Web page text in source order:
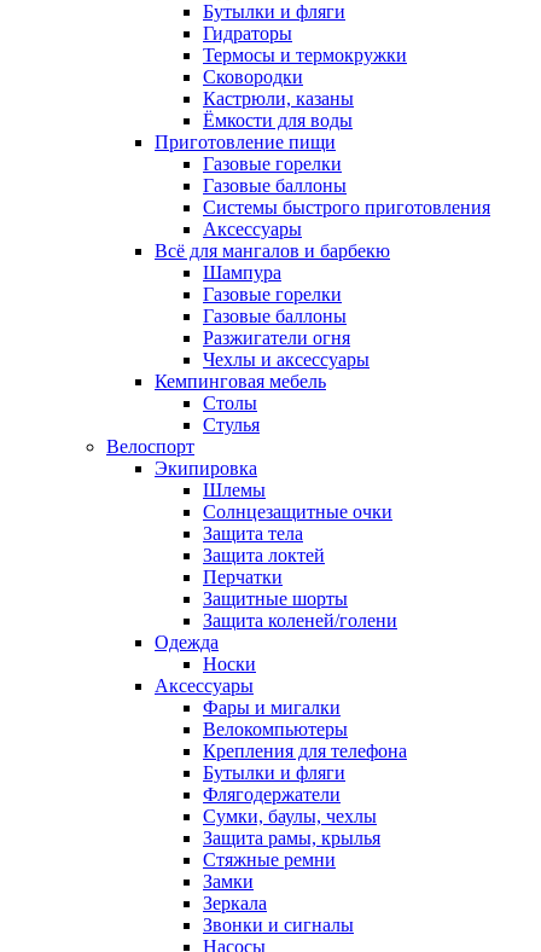
Бутылки и фляги
Гидраторы
Термосы и термокружки
Сковородки
Кастрюли, казаны
Ёмкости для воды
Приготовление пищи
Газовые горелки
Газовые баллоны
Системы быстрого приготовления
Аксессуары
Всё для мангалов и барбекю
Шампура
Газовые горелки
Газовые баллоны
Разжигатели огня
Чехлы и аксессуары
Кемпинговая мебель
Столы
Стулья
Велоспорт
Экипировка
Шлемы
Солнцезащитные очки
Защита тела
Защита локтей
Перчатки
Защитные шорты
Защита коленей/голени
Одежда
Носки
Аксессуары
Фары и мигалки
Велокомпьютеры
Крепления для телефона
Бутылки и фляги
Флягодержатели
Сумки, баулы, чехлы
Защита рамы, крылья
Стяжные ремни
Замки
Зеркала
Звонки и сигналы
Насосы